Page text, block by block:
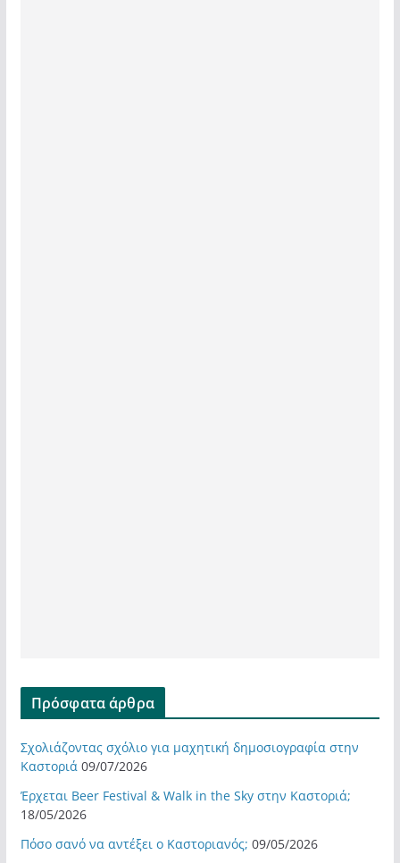
Πρόσφατα άρθρα
Σχολιάζοντας σχόλιο για μαχητική δημοσιογραφία στην
Καστοριά 09/07/2026
Έρχεται Beer Festival & Walk in the Sky στην Καστοριά;
18/05/2026
Πόσο σανό να αντέξει ο Καστοριανός; 09/05/2026